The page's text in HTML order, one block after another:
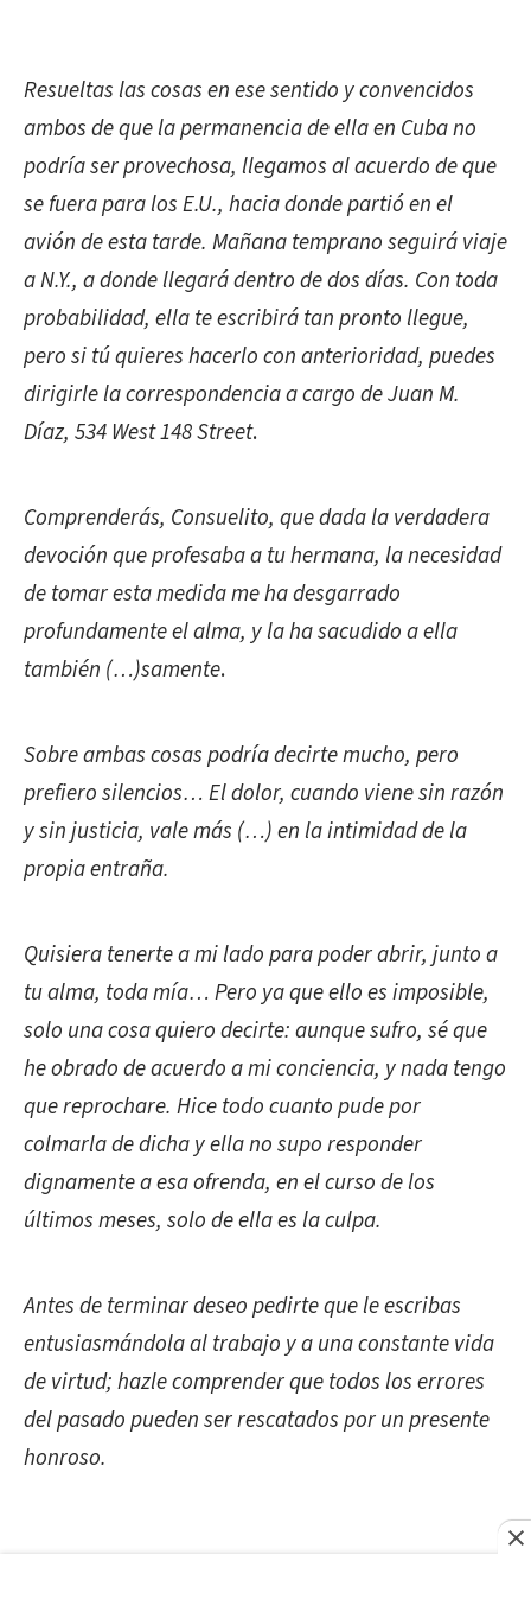
Resueltas las cosas en ese sentido y convencidos
ambos de que la permanencia de ella en Cuba no
podría ser provechosa, llegamos al acuerdo de que
se fuera para los E.U., hacia donde partió en el
avión de esta tarde. Mañana temprano seguirá viaje
a N.Y., a donde llegará dentro de dos días. Con toda
probabilidad, ella te escribirá tan pronto llegue,
pero si tú quieres hacerlo con anterioridad, puedes
dirigirle la correspondencia a cargo de Juan M.
Díaz, 534 West 148 Street.
Comprenderás, Consuelito, que dada la verdadera
devoción que profesaba a tu hermana, la necesidad
de tomar esta medida me ha desgarrado
profundamente el alma, y la ha sacudido a ella
también (…)samente.
Sobre ambas cosas podría decirte mucho, pero
prefiero silencios… El dolor, cuando viene sin razón
y sin justicia, vale más (…) en la intimidad de la
propia entraña.
Quisiera tenerte a mi lado para poder abrir, junto a
tu alma, toda mía… Pero ya que ello es imposible,
solo una cosa quiero decirte: aunque sufro, sé que
he obrado de acuerdo a mi conciencia, y nada tengo
que reprochare. Hice todo cuanto pude por
colmarla de dicha y ella no supo responder
dignamente a esa ofrenda, en el curso de los
últimos meses, solo de ella es la culpa.
Antes de terminar deseo pedirte que le escribas
entusiasmándola al trabajo y a una constante vida
de virtud; hazle comprender que todos los errores
del pasado pueden ser rescatados por un presente
honroso.